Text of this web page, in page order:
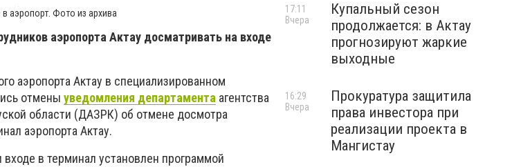
аэропорт. Фото из архива
аэропорта Актау досматривать на входе
аэропорта Актау в специализированном
отмены уведомления департамента агентства
области (ДАЗРК) об отмене досмотра
аэропорта Актау.
в терминал установлен программой
Купальный сезон
продолжается: в Актау
прогнозируют жаркие
выходные
17:11
Вчера
Прокуратура защитила
права инвестора при
реализации проекта в
Мангистау
16:29
Вчера